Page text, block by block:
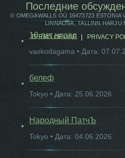
Последние
10 лет назад
vaskodagama • Дата:
белеф
Tokyo • Дата: 25.06.2026
Народный ПатчЪ
Tokyo • Дата: 04.06.2026
© OMEGAWALLS OÜ 16473723 ESTONIA
LINNAOSA, TALLINN HARJU
TERMS OF USE | PRIVACY